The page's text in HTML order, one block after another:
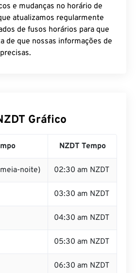
e mudanças no horário de
atualizamos regularmente
de fusos horários para que
de que nossas informações de
Gráfico
NZDT Tempo
noite) 02:30 am NZDT
03:30 am NZDT
04:30 am NZDT
05:30 am NZDT
06:30 am NZDT